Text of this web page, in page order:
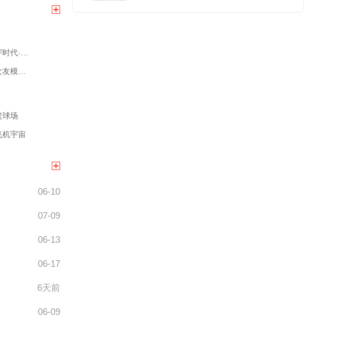
·楚之歌
拟器
球场
机宇宙
06-10
07-09
06-13
06-17
6天前
06-09